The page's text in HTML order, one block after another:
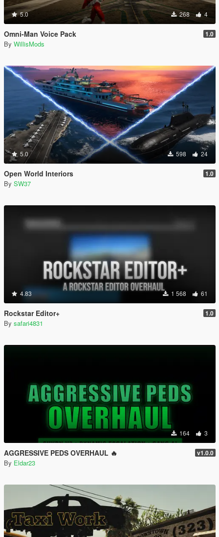
5.0 268 4
Omni-Man Voice Pack 1.0
By WillisMods
5.0 598 24
Open World Interiors 1.0
By SW37
4.83 1 568 61
Rockstar Editor+ 1.0
By safari4831
164 3
AGGRESSIVE PEDS OVERHAUL 🔥 v1.0.0
By Eldar23